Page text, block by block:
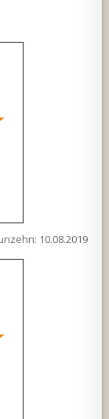
10.08.2019